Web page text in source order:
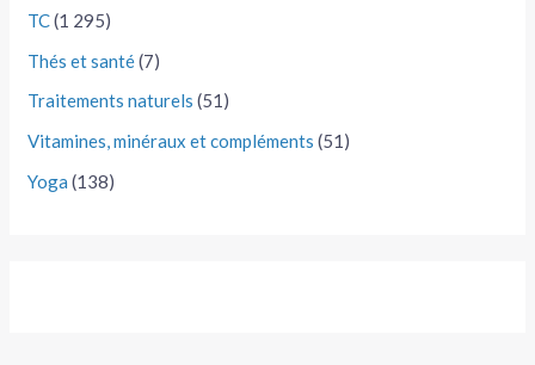
TC(1 295)
Thés et santé(7)
Traitements naturels (51)
Vitamines, minéraux et compléments (51)
Yoga (138)